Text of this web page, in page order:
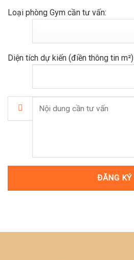
Loại phòng Gym cần tư vấn:
Diện tích dự kiến (điền thông tin m²)